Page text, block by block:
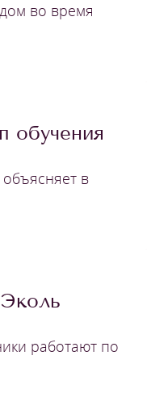
во время
обучения
в
работают по